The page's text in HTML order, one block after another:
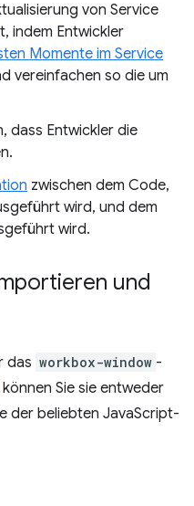
von Service
indem Entwickler
Momente im Service
vereinfachen so die um
dass Entwickler die
zwischen dem Code,
wird, und dem
wird.
und
das workbox-window -
können Sie sie entweder
der beliebten JavaScript-